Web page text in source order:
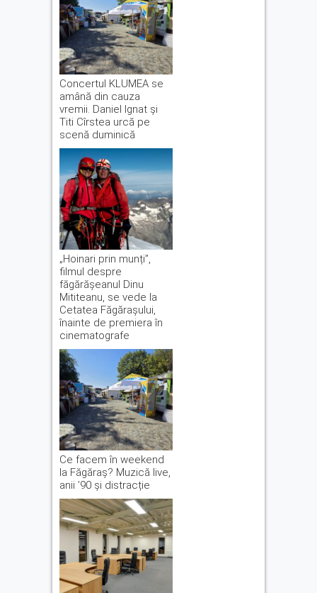
Concertul KLUMEA se
amână din cauza
vremii. Daniel Ignat și
Titi Cîrstea urcă pe
scenă duminică
„Hoinari prin munți”,
filmul despre
făgărășeanul Dinu
Mititeanu, se vede la
Cetatea Făgărașului,
înainte de premiera în
cinematografe
Ce facem în weekend
la Făgăraș? Muzică live,
anii ’90 și distracție